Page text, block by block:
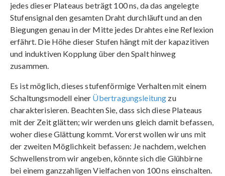
jedes dieser Plateaus beträgt 100 ns, da das angelegte
Stufensignal den gesamten Draht durchläuft und an den
Biegungen genau in der Mitte jedes Drahtes eine Reflexion
erfährt. Die Höhe dieser Stufen hängt mit der kapazitiven
und induktiven Kopplung über den Spalt hinweg
zusammen.
Es ist möglich, dieses stufenförmige Verhalten mit einem
Schaltungsmodell einer Übertragungsleitung zu
charakterisieren. Beachten Sie, dass sich diese Plateaus
mit der Zeit glätten; wir werden uns gleich damit befassen,
woher diese Glättung kommt. Vorerst wollen wir uns mit
der zweiten Möglichkeit befassen: Je nachdem, welchen
Schwellenstrom wir angeben, könnte sich die Glühbirne
bei einem ganzzahligen Vielfachen von 100 ns einschalten.